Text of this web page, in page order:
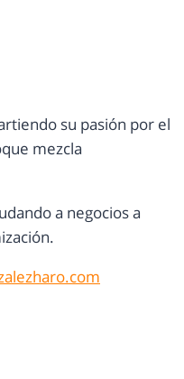
su pasión por el
mezcla
a negocios a